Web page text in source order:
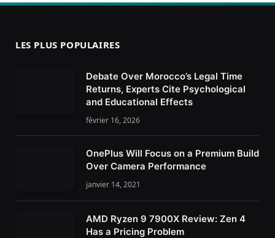
LES PLUS POPULAIRES
Debate Over Morocco’s Legal Time
Returns, Experts Cite Psychological
and Educational Effects
février 16, 2026
OnePlus Will Focus on a Premium Build
Over Camera Performance
janvier 14, 2021
AMD Ryzen 9 7900X Review: Zen 4
Has a Pricing Problem